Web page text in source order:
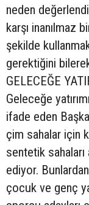
neden
karşı inanılmaz
şekilde
gerektiğini
GELECEĞE
Geleceğe
ifade eden
çim sahalar için
sentetik sahaları
ediyor.
çocuk ve genç